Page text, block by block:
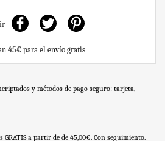
45€para el envío gratis
y métodos de pago seguro: tarjeta,
GRATIS a partir de de 45,00€. Con seguimiento.